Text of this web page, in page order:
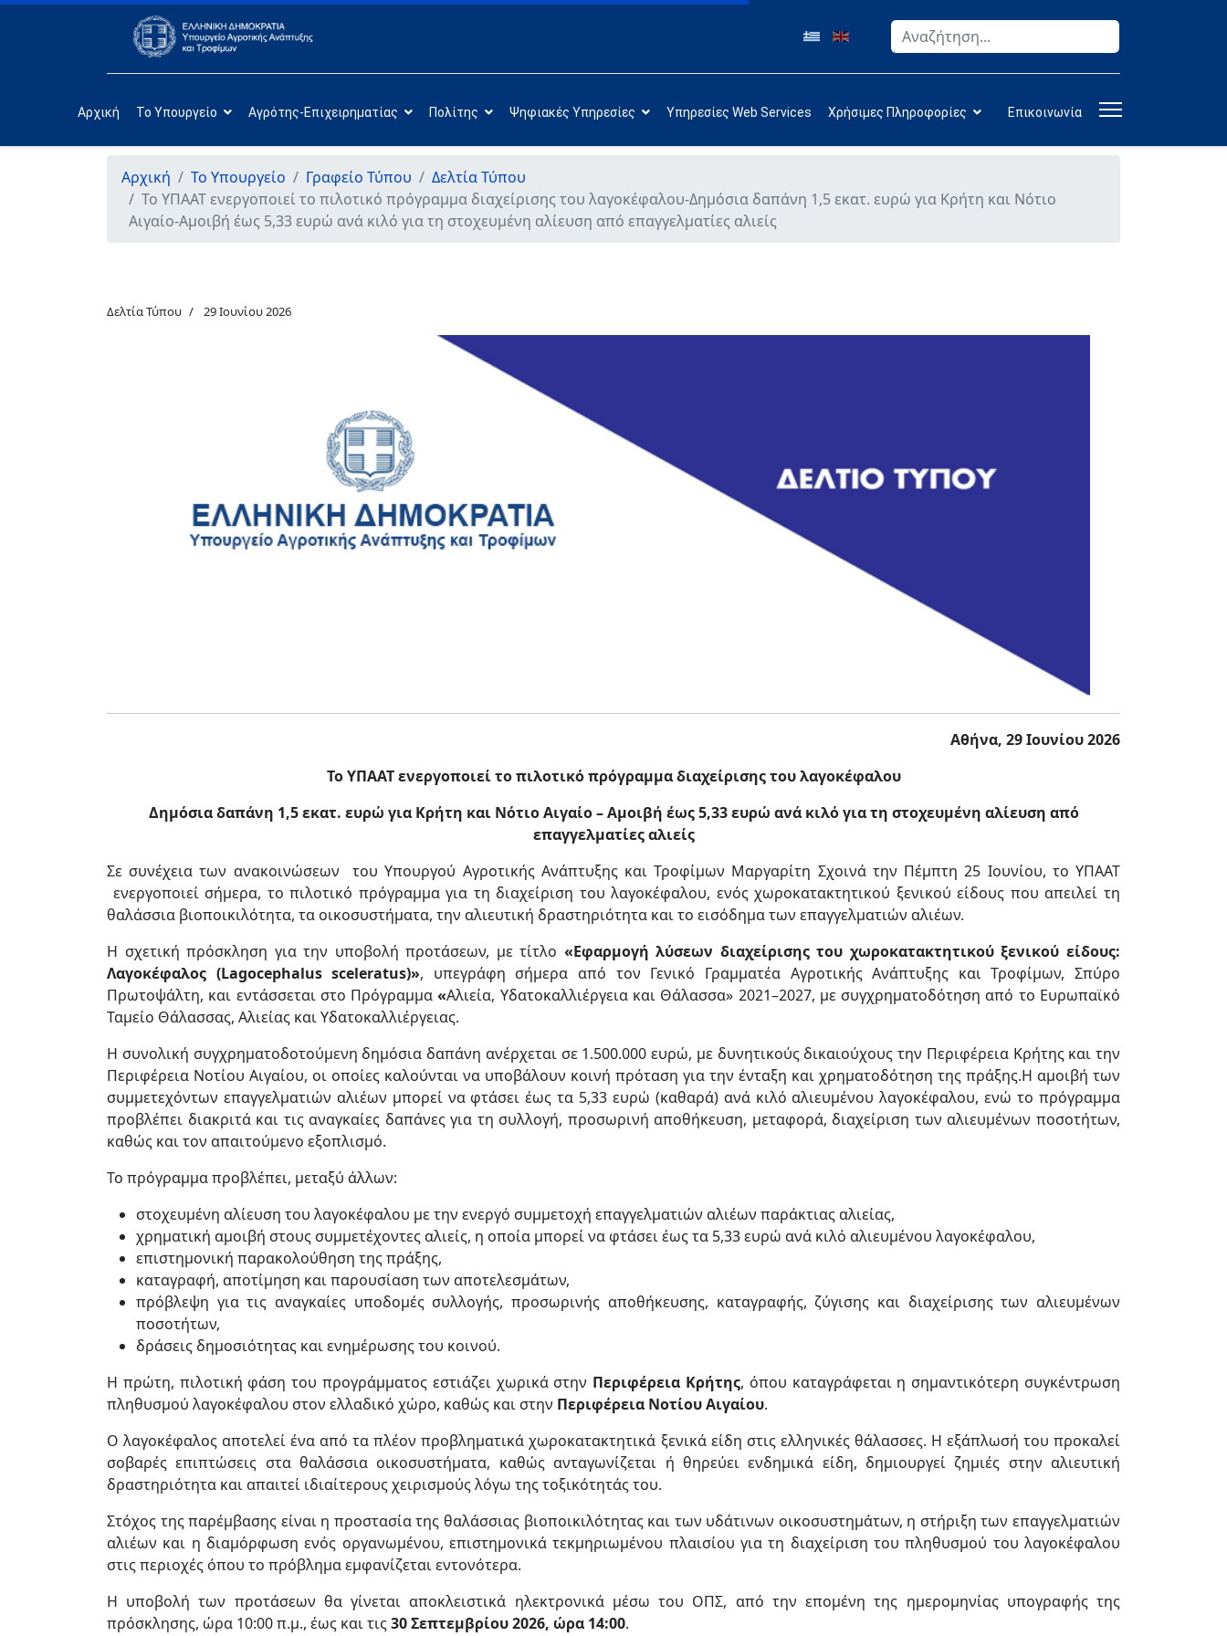
Αναζήτηση
Αρχική Το Υπουργείο Αγρότης-Επιχειρηματίας Πολίτης Ψηφιακές Υπηρεσίες Υπηρεσίες Web Services Χρήσιμες Πληροφορίες Επικοινωνία
Αρχική Το Υπουργείο Γραφείο Τύπου
Δελτία Τύπου
Το ΥΠΑΑΤ ενεργοποιεί το πιλοτικό πρόγραμμα διαχείρισης του λαγοκέφαλου-Δημόσια δαπάνη 1,5 εκατ. ευρώ για Κρήτη και Νότιο
Αιγαίο-Αμοιβή έως 5,33 ευρώ ανά κιλό για τη στοχευμένη αλίευση από επαγγελματίες αλιείς
Δελτία Τύπου 29 Ιουνίου 2026
Αθήνα, 29 Ιουνίου 2026
Το ΥΠΑΑΤ ενεργοποιεί το πιλοτικό πρόγραμμα διαχείρισης του λαγοκέφαλου
Δημόσια δαπάνη 1,5 εκατ. ευρώ για Κρήτη και Νότιο Αιγαίο – Αμοιβή έως 5,33 ευρώ ανά κιλό για τη στοχευμένη αλίευση από
επαγγελματίες αλιείς
Σε συνέχεια των ανακοινώσεων του Υπουργού Αγροτικής Ανάπτυξης και Τροφίμων Μαργαρίτη Σχοινά την Πέμπτη 25 Ιουνίου, το ΥΠΑΑΤ
ενεργοποιεί σήμερα, το πιλοτικό πρόγραμμα για τη διαχείριση του λαγοκέφαλου, ενός χωροκατακτητικού ξενικού είδους που απειλεί τη
θαλάσσια βιοποικιλότητα, τα οικοσυστήματα, την αλιευτική δραστηριότητα και το εισόδημα των επαγγελματιών αλιέων.
Η σχετική πρόσκληση για την υποβολή προτάσεων, με τίτλο «Εφαρμογή λύσεων διαχείρισης του χωροκατακτητικού ξενικού είδους:
Λαγοκέφαλος (Lagocephalus sceleratus)», υπεγράφη σήμερα από τον Γενικό Γραμματέα Αγροτικής Ανάπτυξης και Τροφίμων, Σπύρο
Πρωτοψάλτη, και εντάσσεται στο Πρόγραμμα«Αλιεία, Υδατοκαλλιέργεια και Θάλασσα» 2021–2027, με συγχρηματοδότηση από το Ευρωπαϊκό
Ταμείο Θάλασσας, Αλιείας και Υδατοκαλλιέργειας.
Η συνολική συγχρηματοδοτούμενη δημόσια δαπάνη ανέρχεται σε 1.500.000 ευρώ, με δυνητικούς δικαιούχους την Περιφέρεια Κρήτης και την
Περιφέρεια Νοτίου Αιγαίου, οι οποίες καλούνται να υποβάλουν κοινή πρόταση για την ένταξη και χρηματοδότηση της πράξης.Η αμοιβή των
συμμετεχόντων επαγγελματιών αλιέων μπορεί να φτάσει έως τα 5,33 ευρώ (καθαρά) ανά κιλό αλιευμένου λαγοκέφαλου, ενώ το πρόγραμμα
προβλέπει διακριτά και τις αναγκαίες δαπάνες για τη συλλογή, προσωρινή αποθήκευση, μεταφορά, διαχείριση των αλιευμένων ποσοτήτων,
καθώς και τον απαιτούμενο εξοπλισμό.
Το πρόγραμμα προβλέπει, μεταξύ άλλων:
στοχευμένη αλίευση του λαγοκέφαλου με την ενεργό συμμετοχή επαγγελματιών αλιέων παράκτιας αλιείας,
χρηματική αμοιβή στους συμμετέχοντες αλιείς, η οποία μπορεί να φτάσει έως τα 5,33 ευρώ ανά κιλό αλιευμένου λαγοκέφαλου,
επιστημονική παρακολούθηση της πράξης,
καταγραφή, αποτίμηση και παρουσίαση των αποτελεσμάτων,
πρόβλεψη για τις αναγκαίες υποδομές συλλογής, προσωρινής αποθήκευσης, καταγραφής, ζύγισης και διαχείρισης των αλιευμένων
ποσοτήτων,
δράσεις δημοσιότητας και ενημέρωσης του κοινού.
Η πρώτη, πιλοτική φάση του προγράμματος εστιάζει χωρικά στην Περιφέρεια Κρήτης, όπου καταγράφεται η σημαντικότερη συγκέντρωση
πληθυσμού λαγοκέφαλου στον ελλαδικό χώρο, καθώς και στην Περιφέρεια Νοτίου Αιγαίου.
Ο λαγοκέφαλος αποτελεί ένα από τα πλέον προβληματικά χωροκατακτητικά ξενικά είδη στις ελληνικές θάλασσες. Η εξάπλωσή του προκαλεί
σοβαρές επιπτώσεις στα θαλάσσια οικοσυστήματα, καθώς ανταγωνίζεται ή θηρεύει ενδημικά είδη, δημιουργεί ζημιές στην αλιευτική
δραστηριότητα και απαιτεί ιδιαίτερους χειρισμούς λόγω της τοξικότητάς του.
Στόχος της παρέμβασης είναι η προστασία της θαλάσσιας βιοποικιλότητας και των υδάτινων οικοσυστημάτων, η στήριξη των επαγγελματιών
αλιέων και η διαμόρφωση ενός οργανωμένου, επιστημονικά τεκμηριωμένου πλαισίου για τη διαχείριση του πληθυσμού του λαγοκέφαλου
στις περιοχές όπου το πρόβλημα εμφανίζεται εντονότερα.
Η υποβολή των προτάσεων θα γίνεται αποκλειστικά ηλεκτρονικά μέσω του ΟΠΣ, από την επομένη της ημερομηνίας υπογραφής της
πρόσκλησης, ώρα 10:00 π.μ., έως και τις30 Σεπτεμβρίου 2026, ώρα 14:00.